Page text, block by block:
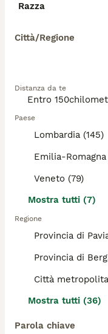
Razza
Città/Regione
Distanza da te
Paese
Lombardia (145)
Emilia-Romagna
Veneto (79)
Mostra tutti (7)
Regione
Provincia di
Provincia di
Città
Mostra tutti (36)
Parola chiave